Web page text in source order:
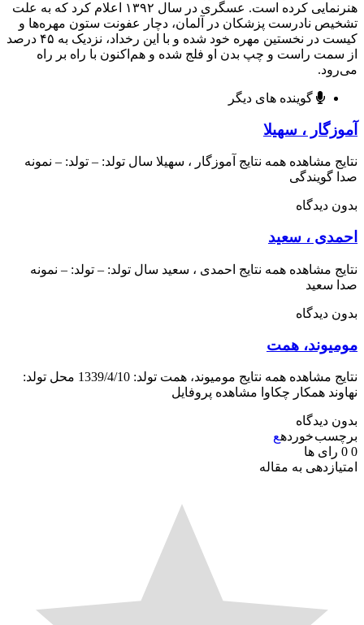
هنرنمایی کرده است. عسگری در سال ۱۳۹۲ اعلام کرد که به علت
نادرست پزشکان در آلمان، دچار عفونت ستون مهره‌ها و
کیست در نخستین مهره خود شده و با این رخداد، نزدیک به ۴۵ درصد
راست و چپ بدن او فلج شده و هم‌اکنون با راه‌ بر راه
گوینده های دیگر
، سهیلا
مشاهده همه نتایج آموزگار ، سهیلا سال تولد: – تولد: – نمونه
گویندگی
دیدگاه
، سعید
مشاهده همه نتایج احمدی ، سعید سال تولد: – تولد: – نمونه
سعید
دیدگاه
همت
نتایج مشاهده همه نتایج مومیوند، همت تولد: 1339/4/10 محل تولد:
همکار چکاوا مشاهده پروفایل
دیدگاه
خوردهع
رای ها
به مقاله